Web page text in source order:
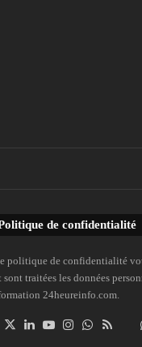
de confidentialité
politique de confidentialité
sont traitées les données
24heureinfo.com.
Facebook
X LinkedinYouTubeInstagram